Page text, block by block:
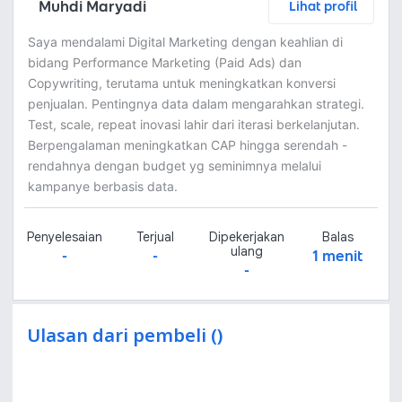
Muhdi Maryadi Lihat profil
Saya mendalami Digital Marketing dengan keahlian di
bidang Performance Marketing (Paid Ads) dan
Copywriting, terutama untuk meningkatkan konversi
penjualan. Pentingnya data dalam mengarahkan strategi.
Test, scale, repeat inovasi lahir dari iterasi berkelanjutan.
Berpengalaman meningkatkan CAP hingga serendah -
rendahnya dengan budget yg seminimnya melalui
kampanye berbasis data.
Penyelesaian
-
Terjual
-
Dipekerjakan
ulang
-
Balas
1 menit
Ulasan dari pembeli ()